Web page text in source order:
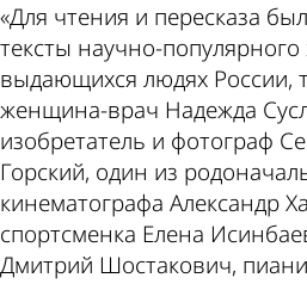
«Для чтения и пересказа
тексты научно-популярного
выдающихся людях России,
женщина-врач Надежда
изобретатель и фотограф
Горский, один из
кинематографа Александр
спортсменка Елена
Дмитрий Шостакович,